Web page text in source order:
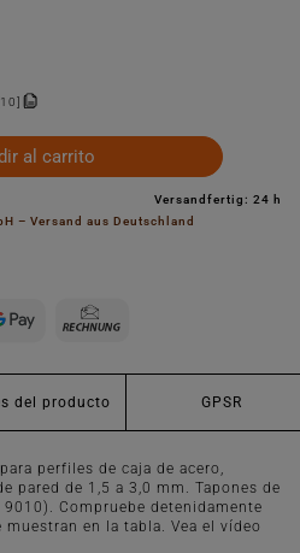
al carrito
Versandfertig: 24 h
– Versand aus Deutschland
del producto GPSR
perfiles de caja de acero,
pared de 1,5 a 3,0 mm. Tapones de
Compruebe detenidamente
en la tabla. Vea el vídeo